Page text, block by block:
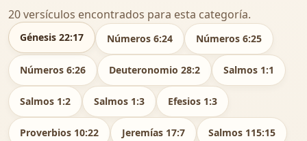
20 versículos encontrados para esta categoría.
Génesis 22:17 Números 6:24 Números 6:25
Números 6:26 Deuteronomio 28:2 Salmos 1:1
Salmos 1:2 Salmos 1:3 Efesios 1:3
Proverbios 10:22 Jeremías 17:7 Salmos 115:15